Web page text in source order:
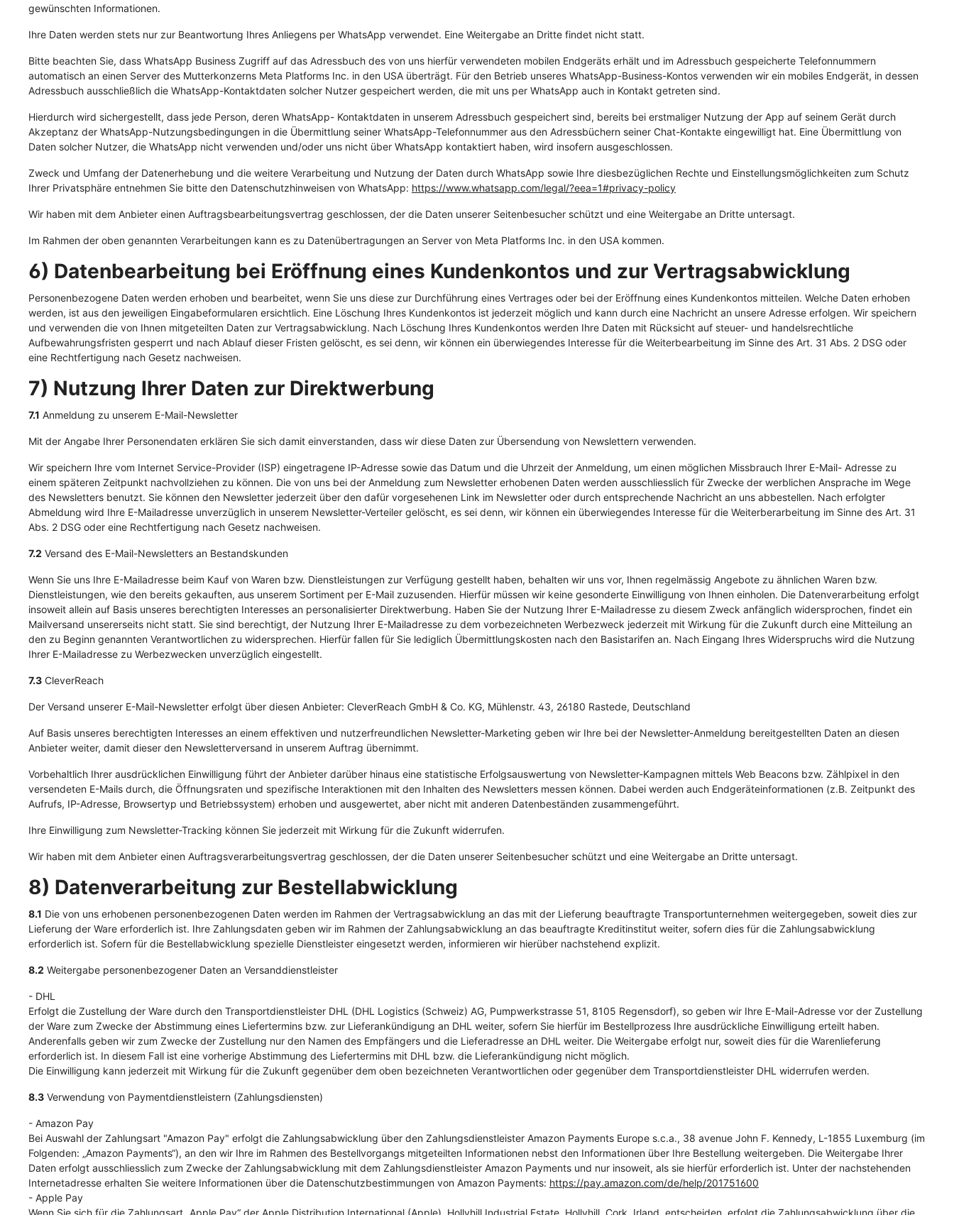
gewünschten Informationen.
Ihre Daten werden stets nur zur Beantwortung Ihres Anliegens per WhatsApp verwendet. Eine Weitergabe an Dritte findet nicht statt.
Bitte beachten Sie, dass WhatsApp Business Zugriff auf das Adressbuch des von uns hierfür verwendeten mobilen Endgeräts erhält und im Adressbuch gespeicherte Telefonnummern
automatisch an einen Server des Mutterkonzerns Meta Platforms Inc. in den USA überträgt. Für den Betrieb unseres WhatsApp-Business-Kontos verwenden wir ein mobiles Endgerät, in dessen
Adressbuch ausschließlich die WhatsApp-Kontaktdaten solcher Nutzer gespeichert werden, die mit uns per WhatsApp auch in Kontakt getreten sind.
Hierdurch wird sichergestellt, dass jede Person, deren WhatsApp- Kontaktdaten in unserem Adressbuch gespeichert sind, bereits bei erstmaliger Nutzung der App auf seinem Gerät durch
Akzeptanz der WhatsApp-Nutzungsbedingungen in die Übermittlung seiner WhatsApp-Telefonnummer aus den Adressbüchern seiner Chat-Kontakte eingewilligt hat. Eine Übermittlung von
Daten solcher Nutzer, die WhatsApp nicht verwenden und/oder uns nicht über WhatsApp kontaktiert haben, wird insofern ausgeschlossen.
Zweck und Umfang der Datenerhebung und die weitere Verarbeitung und Nutzung der Daten durch WhatsApp sowie Ihre diesbezüglichen Rechte und Einstellungsmöglichkeiten zum Schutz
Ihrer Privatsphäre entnehmen Sie bitte den Datenschutzhinweisen von WhatsApp: https://www.whatsapp.com/legal/?eea=1#privacy-policy
Wir haben mit dem Anbieter einen Auftragsbearbeitungsvertrag geschlossen, der die Daten unserer Seitenbesucher schützt und eine Weitergabe an Dritte untersagt.
Im Rahmen der oben genannten Verarbeitungen kann es zu Datenübertragungen an Server von Meta Platforms Inc. in den USA kommen.
6) Datenbearbeitung bei Eröffnung eines Kundenkontos und zur Vertragsabwicklung
Personenbezogene Daten werden erhoben und bearbeitet, wenn Sie uns diese zur Durchführung eines Vertrages oder bei der Eröffnung eines Kundenkontos mitteilen. Welche Daten erhoben
werden, ist aus den jeweiligen Eingabeformularen ersichtlich. Eine Löschung Ihres Kundenkontos ist jederzeit möglich und kann durch eine Nachricht an unsere Adresse erfolgen. Wir speichern
und verwenden die von Ihnen mitgeteilten Daten zur Vertragsabwicklung. Nach Löschung Ihres Kundenkontos werden Ihre Daten mit Rücksicht auf steuer- und handelsrechtliche
Aufbewahrungsfristen gesperrt und nach Ablauf dieser Fristen gelöscht, es sei denn, wir können ein überwiegendes Interesse für die Weiterbearbeitung im Sinne des Art. 31 Abs. 2 DSG oder
eine Rechtfertigung nach Gesetz nachweisen.
7) Nutzung Ihrer Daten zur Direktwerbung
7.1 Anmeldung zu unserem E-Mail-Newsletter
Mit der Angabe Ihrer Personendaten erklären Sie sich damit einverstanden, dass wir diese Daten zur Übersendung von Newslettern verwenden.
Wir speichern Ihre vom Internet Service-Provider (ISP) eingetragene IP-Adresse sowie das Datum und die Uhrzeit der Anmeldung, um einen möglichen Missbrauch Ihrer E-Mail- Adresse zu
einem späteren Zeitpunkt nachvollziehen zu können. Die von uns bei der Anmeldung zum Newsletter erhobenen Daten werden ausschliesslich für Zwecke der werblichen Ansprache im Wege
des Newsletters benutzt. Sie können den Newsletter jederzeit über den dafür vorgesehenen Link im Newsletter oder durch entsprechende Nachricht an uns abbestellen. Nach erfolgter
Abmeldung wird Ihre E-Mailadresse unverzüglich in unserem Newsletter-Verteiler gelöscht, es sei denn, wir können ein überwiegendes Interesse für die Weiterberarbeitung im Sinne des Art. 31
Abs. 2 DSG oder eine Rechtfertigung nach Gesetz nachweisen.
7.2 Versand des E-Mail-Newsletters an Bestandskunden
Wenn Sie uns Ihre E-Mailadresse beim Kauf von Waren bzw. Dienstleistungen zur Verfügung gestellt haben, behalten wir uns vor, Ihnen regelmässig Angebote zu ähnlichen Waren bzw.
Dienstleistungen, wie den bereits gekauften, aus unserem Sortiment per E-Mail zuzusenden. Hierfür müssen wir keine gesonderte Einwilligung von Ihnen einholen. Die Datenverarbeitung erfolgt
insoweit allein auf Basis unseres berechtigten Interesses an personalisierter Direktwerbung. Haben Sie der Nutzung Ihrer E-Mailadresse zu diesem Zweck anfänglich widersprochen, findet ein
Mailversand unsererseits nicht statt. Sie sind berechtigt, der Nutzung Ihrer E-Mailadresse zu dem vorbezeichneten Werbezweck jederzeit mit Wirkung für die Zukunft durch eine Mitteilung an
den zu Beginn genannten Verantwortlichen zu widersprechen. Hierfür fallen für Sie lediglich Übermittlungskosten nach den Basistarifen an. Nach Eingang Ihres Widerspruchs wird die Nutzung
Ihrer E-Mailadresse zu Werbezwecken unverzüglich eingestellt.
7.3 CleverReach
Der Versand unserer E-Mail-Newsletter erfolgt über diesen Anbieter: CleverReach GmbH & Co. KG, Mühlenstr. 43, 26180 Rastede, Deutschland
Auf Basis unseres berechtigten Interesses an einem effektiven und nutzerfreundlichen Newsletter-Marketing geben wir Ihre bei der Newsletter-Anmeldung bereitgestellten Daten an diesen
Anbieter weiter, damit dieser den Newsletterversand in unserem Auftrag übernimmt.
Vorbehaltlich Ihrer ausdrücklichen Einwilligung führt der Anbieter darüber hinaus eine statistische Erfolgsauswertung von Newsletter-Kampagnen mittels Web Beacons bzw. Zählpixel in den
versendeten E-Mails durch, die Öffnungsraten und spezifische Interaktionen mit den Inhalten des Newsletters messen können. Dabei werden auch Endgeräteinformationen (z.B. Zeitpunkt des
Aufrufs, IP-Adresse, Browsertyp und Betriebssystem) erhoben und ausgewertet, aber nicht mit anderen Datenbeständen zusammengeführt.
Ihre Einwilligung zum Newsletter-Tracking können Sie jederzeit mit Wirkung für die Zukunft widerrufen.
Wir haben mit dem Anbieter einen Auftragsverarbeitungsvertrag geschlossen, der die Daten unserer Seitenbesucher schützt und eine Weitergabe an Dritte untersagt.
8) Datenverarbeitung zur Bestellabwicklung
8.1 Die von uns erhobenen personenbezogenen Daten werden im Rahmen der Vertragsabwicklung an das mit der Lieferung beauftragte Transportunternehmen weitergegeben, soweit dies zur
Lieferung der Ware erforderlich ist. Ihre Zahlungsdaten geben wir im Rahmen der Zahlungsabwicklung an das beauftragte Kreditinstitut weiter, sofern dies für die Zahlungsabwicklung
erforderlich ist. Sofern für die Bestellabwicklung spezielle Dienstleister eingesetzt werden, informieren wir hierüber nachstehend explizit.
8.2 Weitergabe personenbezogener Daten an Versanddienstleister
- DHL
Erfolgt die Zustellung der Ware durch den Transportdienstleister DHL (DHL Logistics (Schweiz) AG, Pumpwerkstrasse 51, 8105 Regensdorf), so geben wir Ihre E-Mail-Adresse vor der Zustellung
der Ware zum Zwecke der Abstimmung eines Liefertermins bzw. zur Lieferankündigung an DHL weiter, sofern Sie hierfür im Bestellprozess Ihre ausdrückliche Einwilligung erteilt haben.
Anderenfalls geben wir zum Zwecke der Zustellung nur den Namen des Empfängers und die Lieferadresse an DHL weiter. Die Weitergabe erfolgt nur, soweit dies für die Warenlieferung
erforderlich ist. In diesem Fall ist eine vorherige Abstimmung des Liefertermins mit DHL bzw. die Lieferankündigung nicht möglich.
Die Einwilligung kann jederzeit mit Wirkung für die Zukunft gegenüber dem oben bezeichneten Verantwortlichen oder gegenüber dem Transportdienstleister DHL widerrufen werden.
8.3 Verwendung von Paymentdienstleistern (Zahlungsdiensten)
- Amazon Pay
Bei Auswahl der Zahlungsart "Amazon Pay" erfolgt die Zahlungsabwicklung über den Zahlungsdienstleister Amazon Payments Europe s.c.a., 38 avenue John F. Kennedy, L-1855 Luxemburg (im
Folgenden: „Amazon Payments“), an den wir Ihre im Rahmen des Bestellvorgangs mitgeteilten Informationen nebst den Informationen über Ihre Bestellung weitergeben. Die Weitergabe Ihrer
Daten erfolgt ausschliesslich zum Zwecke der Zahlungsabwicklung mit dem Zahlungsdienstleister Amazon Payments und nur insoweit, als sie hierfür erforderlich ist. Unter der nachstehenden
Internetadresse erhalten Sie weitere Informationen über die Datenschutzbestimmungen von Amazon Payments: https://pay.amazon.com/de/help/201751600
- Apple Pay
Wenn Sie sich für die Zahlungsart „Apple Pay“ der Apple Distribution International (Apple), Hollyhill Industrial Estate, Hollyhill, Cork, Irland, entscheiden, erfolgt die Zahlungsabwicklung über die